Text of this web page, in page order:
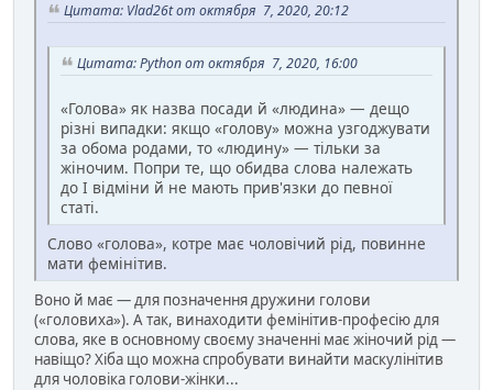
Цитата: Vlad26t от октября 7, 2020, 20:12
Цитата: Python от октября 7, 2020, 16:00
«Голова» як назва посади й «людина» — дещо
різні випадки: якщо «голову» можна узгоджувати
за обома родами, то «людину» — тільки за
жіночим. Попри те, що обидва слова належать
до І відміни й не мають прив'язки до певної
статі.
Слово «голова», котре має чоловічий рід, повинне
мати фемінітив.
Воно й має — для позначення дружини голови
(«головиха»). А так, винаходити фемінітив-професію для
слова, яке в основному своєму значенні має жіночий рід —
навіщо? Хіба що можна спробувати винайти маскулінітив
для чоловіка голови-жінки...